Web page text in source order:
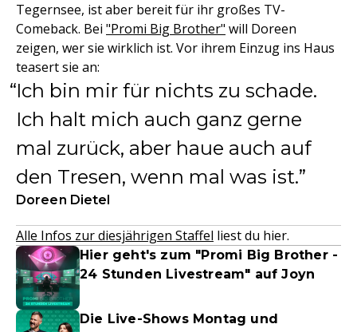
Tegernsee, ist aber bereit für ihr großes TV-
Comeback. Bei "Promi Big Brother" will Doreen
zeigen, wer sie wirklich ist. Vor ihrem Einzug ins Haus
teasert sie an:
Ich bin mir für nichts zu schade.
Ich halt mich auch ganz gerne
mal zurück, aber haue auch auf
den Tresen, wenn mal was ist.
Doreen Dietel
Alle Infos zur diesjährigen Staffel liest du hier.
Hier geht's zum "Promi Big Brother -
24 Stunden Livestream" auf Joyn
Die Live-Shows Montag und